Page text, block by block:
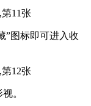
”图标即可进入收
。